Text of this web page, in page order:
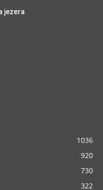
jezera
1036
920
730
322